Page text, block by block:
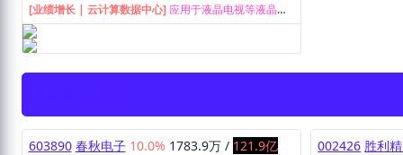
[业绩增长 | 云计算数据中心]应用于液晶电视等液晶显
示领域的精密金属结构件、电子元器件的设计、生产、
销售。
603890 春秋电子 10.0% 1783.9万 / 121.9亿 002426 胜利